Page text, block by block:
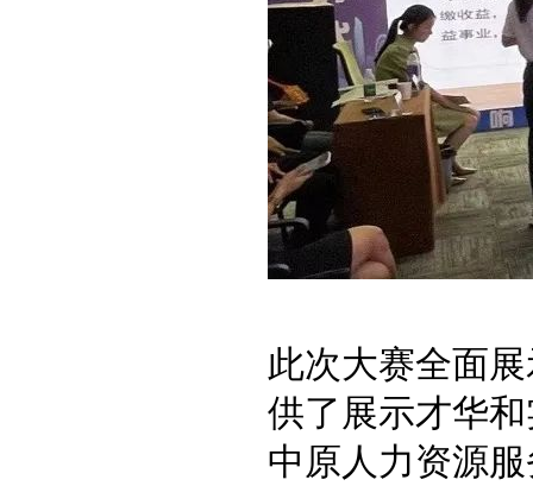
此次大赛全面
供了展示才华
中原人力资源